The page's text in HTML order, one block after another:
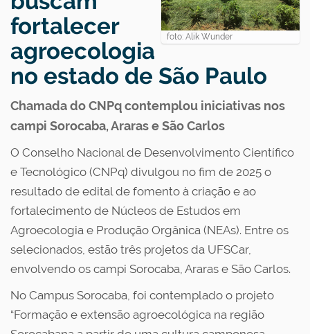
foto: Alik Wunder
fortalecer
agroecologia
no estado de São Paulo
Chamada do CNPq contemplou iniciativas nos
campi Sorocaba, Araras e São Carlos
O Conselho Nacional de Desenvolvimento Científico
e Tecnológico (CNPq) divulgou no fim de 2025 o
resultado de edital de fomento à criação e ao
fortalecimento de Núcleos de Estudos em
Agroecologia e Produção Orgânica (NEAs). Entre os
selecionados, estão três projetos da UFSCar,
envolvendo os campi Sorocaba, Araras e São Carlos.
No Campus Sorocaba, foi contemplado o projeto
“Formação e extensão agroecológica na região